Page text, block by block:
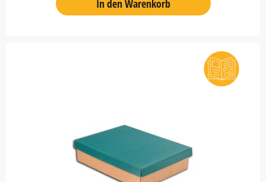
In den Warenkorb